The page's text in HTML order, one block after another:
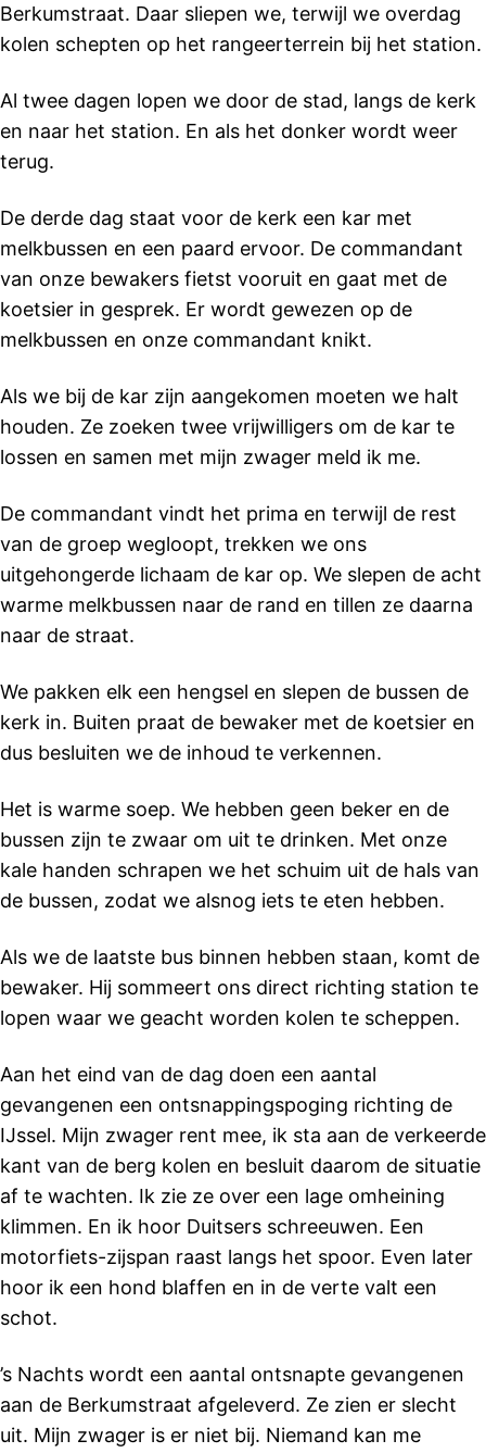
Berkumstraat. Daar sliepen we, terwijl we overdag
kolen schepten op het rangeerterrein bij het station.
Al twee dagen lopen we door de stad, langs de kerk
en naar het station. En als het donker wordt weer
terug.
De derde dag staat voor de kerk een kar met
melkbussen en een paard ervoor. De commandant
van onze bewakers fietst vooruit en gaat met de
koetsier in gesprek. Er wordt gewezen op de
melkbussen en onze commandant knikt.
Als we bij de kar zijn aangekomen moeten we halt
houden. Ze zoeken twee vrijwilligers om de kar te
lossen en samen met mijn zwager meld ik me.
De commandant vindt het prima en terwijl de rest
van de groep wegloopt, trekken we ons
uitgehongerde lichaam de kar op. We slepen de acht
warme melkbussen naar de rand en tillen ze daarna
naar de straat.
We pakken elk een hengsel en slepen de bussen de
kerk in. Buiten praat de bewaker met de koetsier en
dus besluiten we de inhoud te verkennen.
Het is warme soep. We hebben geen beker en de
bussen zijn te zwaar om uit te drinken. Met onze
kale handen schrapen we het schuim uit de hals van
de bussen, zodat we alsnog iets te eten hebben.
Als we de laatste bus binnen hebben staan, komt de
bewaker. Hij sommeert ons direct richting station te
lopen waar we geacht worden kolen te scheppen.
Aan het eind van de dag doen een aantal
gevangenen een ontsnappingspoging richting de
IJssel. Mijn zwager rent mee, ik sta aan de verkeerde
kant van de berg kolen en besluit daarom de situatie
af te wachten. Ik zie ze over een lage omheining
klimmen. En ik hoor Duitsers schreeuwen. Een
motorfiets-zijspan raast langs het spoor. Even later
hoor ik een hond blaffen en in de verte valt een
schot.
’s Nachts wordt een aantal ontsnapte gevangenen
aan de Berkumstraat afgeleverd. Ze zien er slecht
uit. Mijn zwager is er niet bij. Niemand kan me